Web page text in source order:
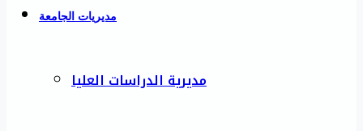
مديريات الجامعة
مديرية الدراسات العليا